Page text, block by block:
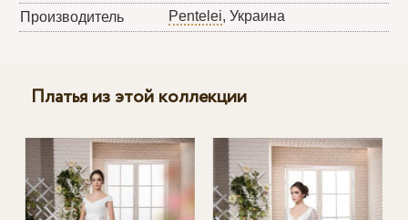
Производитель
Pentelei, Украина
Платья из этой коллекции